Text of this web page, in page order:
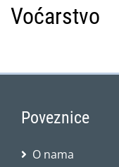
Voćarstvo
Poveznice
O nama